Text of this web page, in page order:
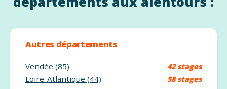
Autres départements
Vendée (85) 42 stages
Loire-Atlantique (44) 58 stages